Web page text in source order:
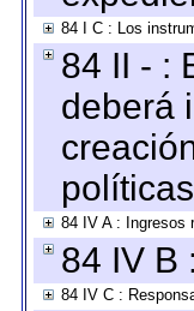
84 I C : Los
84 II - :
deberá
84 IV A : Ingresos
84 IV B
84 IV C :